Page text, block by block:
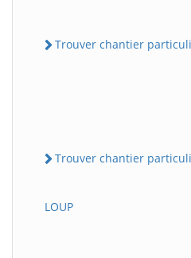
Trouver chantier
Trouver chantier
LOUP